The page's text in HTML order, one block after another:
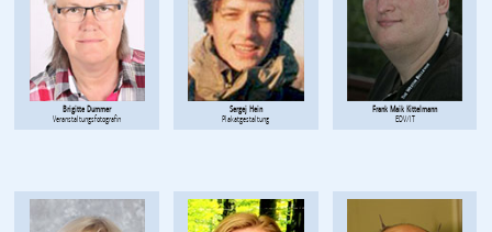
Brigitte Dummer
Veranstaltungsfotografin
Sergej Hein
Plakatgestaltung
Frank Maik Kittelmann
EDV/IT